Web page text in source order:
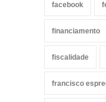
facebook
financiamento
fiscalidade
francisco